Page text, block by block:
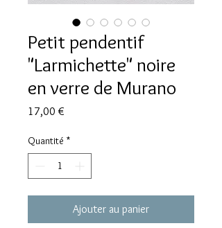
Petit pendentif
"Larmichette" noire
en verre de Murano
17,00 €
Quantité *
Ajouter au panier